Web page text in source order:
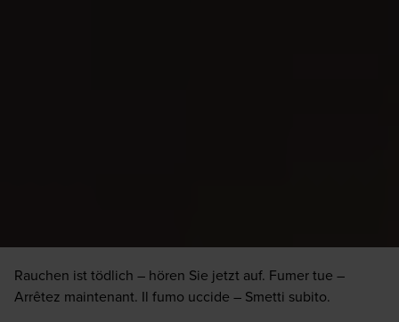
Rauchen ist tödlich – hören Sie jetzt auf. Fumer tue –
Arrêtez maintenant. Il fumo uccide – Smetti subito.